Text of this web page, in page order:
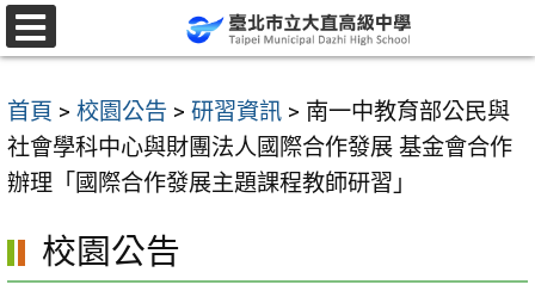
跳
至
要
內
容
首頁 > 校園公告 > 研習資訊 > 南一中教育部公民與
社會學科中心與財團法人國際合作發展 基金會合作
辦理「國際合作發展主題課程教師研習」
校園公告
選
單